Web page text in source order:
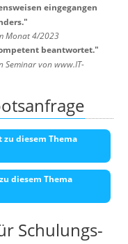
eingegangen
"
Monat 4/2023
beantwortet."
Seminar von www.IT-
diesem Thema
diesem Thema
Schulungs-